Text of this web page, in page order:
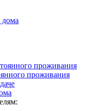
дома
проживания
проживания